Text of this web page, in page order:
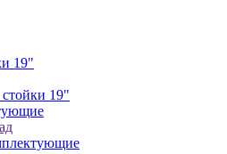
19"
19"